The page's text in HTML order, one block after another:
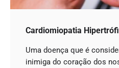
Cardiomiopatia
Uma doença que é
inimiga do coração dos